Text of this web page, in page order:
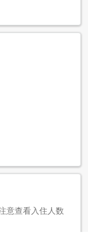
意查看入住人数